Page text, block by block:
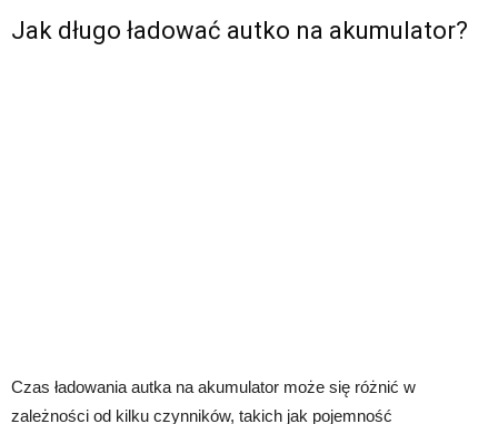
Jak długo ładować autko na akumulator?
Czas ładowania autka na akumulator może się różnić w
zależności od kilku czynników, takich jak pojemność